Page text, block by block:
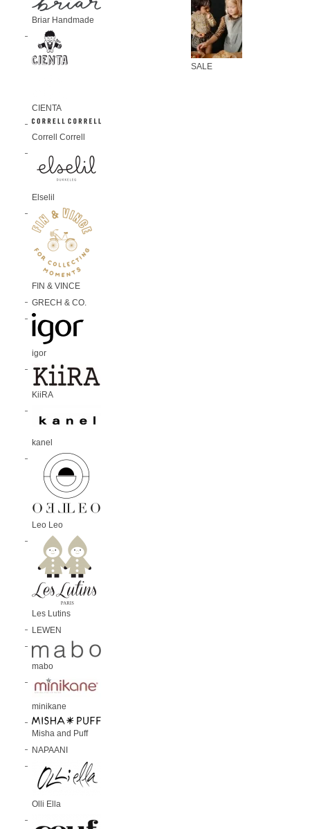
Briar Handmade
CIENTA
Correll Correll
Elselil
FIN & VINCE
GRECH & CO.
igor
KiiRA
kanel
Leo Leo
Les Lutins
LEWEN
mabo
minikane
Misha and Puff
NAPAANI
Olli Ella
SALE